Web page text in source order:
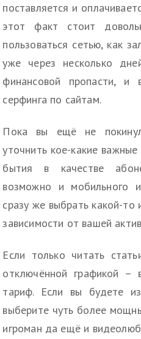
поставляется и
этот факт стоит
пользоваться сетью, как
уже через несколько
финансовой пропасти,
серфинга по сайтам.
Пока вы ещё не
уточнить кое-какие
бытия в качестве
возможно и мобильного
сразу же выбрать какой-
зависимости от вашей
Если только читать
отключённой графикой –
тариф. Если вы будете
выберите чуть более
игроман да ещё и